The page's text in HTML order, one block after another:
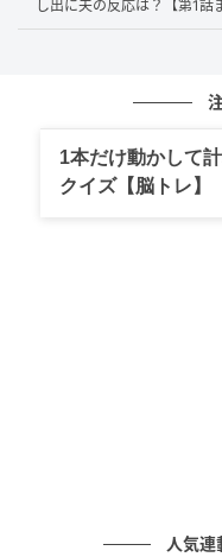
の記事をも
し出に夫の反応は？【第1話
1本だけ動かして
クイズ【脳トレ】
人気連